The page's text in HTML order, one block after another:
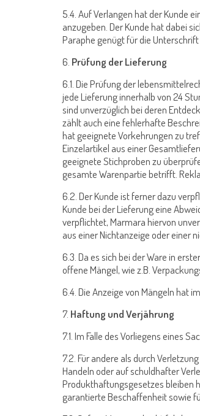
5.4. Auf Verlangen hat der Kunde
anzugeben. Der Kunde hat dabei
Paraphe genügt für die Unterschrift
6. Prüfung der Lieferung
6.1. Die Prüfung der
jede Lieferung innerhalb von 24
sind unverzüglich bei deren
zählt auch eine fehlerhafte
hat geeignete Vorkehrungen zu
Einzelartikel aus einer
geeignete Stichproben zu
gesamte Warenpartie betrifft.
6.2. Der Kunde ist ferner dazu
Kunde bei der Lieferung eine
verpflichtet, Marmara hiervon
aus einer Nichtanzeige oder einer
6.3. Da es sich bei der Ware in
offene Mängel, wie z.B.
6.4. Die Anzeige von Mängeln hat
7. Haftung und Verjährung
7.1. Im Falle des Vorliegens eines
7.2. Für andere als durch
Handeln oder auf schuldhafter
Produkthaftungsgesetzes bleiben
garantierte Beschaffenheit sowie